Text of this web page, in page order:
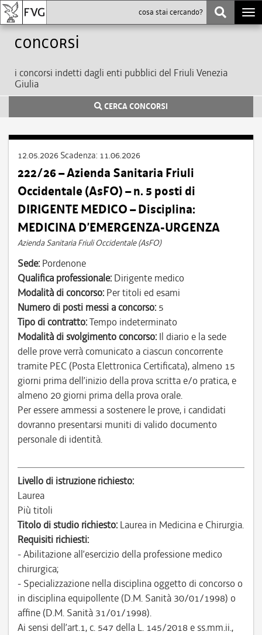
Concorsi
i concorsi indetti dagli enti pubblici del Friuli Venezia
Giulia
CERCA CONCORSI
12.05.2026 Scadenza: 11.06.2026
222/26 – Azienda Sanitaria Friuli
Occidentale (AsFO) – n. 5 posti di
DIRIGENTE MEDICO – Disciplina:
MEDICINA D’EMERGENZA-URGENZA
Azienda Sanitaria Friuli Occidentale (AsFO)
Sede: Pordenone
Qualifica professionale: Dirigente medico
Modalità di concorso: Per titoli ed esami
Numero di posti messi a concorso: 5
Tipo di contratto:Tempo indeterminato
Modalità di svolgimento concorso: Il diario e la sede
delle prove verrà comunicato a ciascun concorrente
tramite PEC (Posta Elettronica Certificata), almeno 15
giorni prima dell’inizio della prova scritta e/o pratica, e
almeno 20 giorni prima della prova orale.
Per essere ammessi a sostenere le prove, i candidati
dovranno presentarsi muniti di valido documento
personale di identità.
Livello di istruzione richiesto:
Laurea
Più titoli
Titolo di studio richiesto: Laurea in Medicina e Chirurgia.
Requisiti richiesti:
- Abilitazione all’esercizio della professione medico
chirurgica;
- Specializzazione nella disciplina oggetto di concorso o
in disciplina equipollente (D.M. Sanità 30/01/1998) o
affine (D.M. Sanità 31/01/1998).
Ai sensi dell’art.1, c. 547 della L. 145/2018 e ss.mm.ii.,